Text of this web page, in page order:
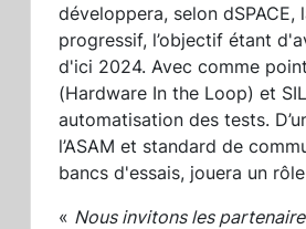
développera, selon
progressif, l’objectif étant
d'ici 2024. Avec comme
(Hardware In the Loop) et
automatisation des tests.
l’ASAM et standard de
bancs d'essais, jouera un
« Nous invitons les